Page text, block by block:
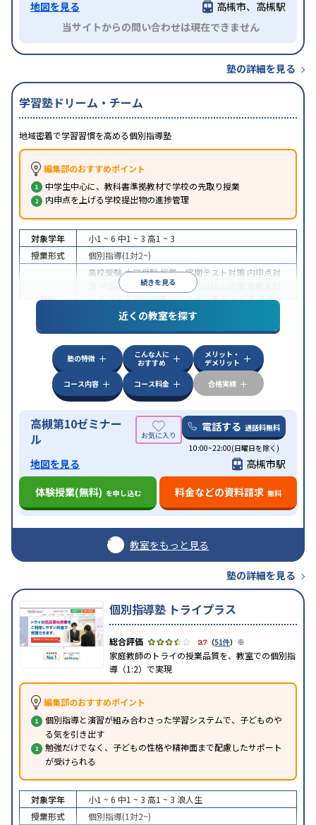
地図を見る
高槻市、高槻駅
当サイトからの問い合わせは現在できません
塾の詳細を見る
学習塾ドリーム・チーム
地域密着で学習習慣を高める個別指導塾
編集部のおすすめポイント
中学生中心に、教科書準拠教材で学校の先取り授業
内申点を上げる学校提出物の進捗管理
続きを見る
対象学年 小1 ~ 6 中1 ~ 3 高1 ~ 3
授業形式
個別指導(1対2~)
目的
高校受験大学受験授業・定期テスト対策 内申点対
学習習慣の定着総合型選抜(旧AO)対策
対策学校別特化対策国公立大対策私大対策共通テ
スト対策英検(英語検定)対策
特徴
中高一貫校生に対応授業の振替可能不登校生に対
応 季節講習のみの受講可 自習室あり
近くの教室を探す
塾の特徴
こんな人に
おすすめ
メリット・
デメリット
コース内容
コース料金 合格実績
高槻第10ゼミナー
ル
電話する 通話料無料
10:00~22:00(日曜日を除く)
地図を見る
高槻市駅
体験授業(無料) を申し込む 料金などの資料請求 無料
教室をもっと見る
塾の詳細を見る
個別指導塾 トライプラス
3.7 （51件） ※
家庭教師のトライの授業品質を、教室での個別指
導（1:2）で実現
編集部のおすすめポイント
個別指導と演習が組み合わさった学習システムで、子どものや
る気を引き出す
勉強だけでなく、子どもの性格や精神面まで配慮したサポート
が受けられる
対象学年 小1 ~ 6 中1 ~ 3 高1 ~ 3 浪人生
授業形式
個別指導(1対2~)